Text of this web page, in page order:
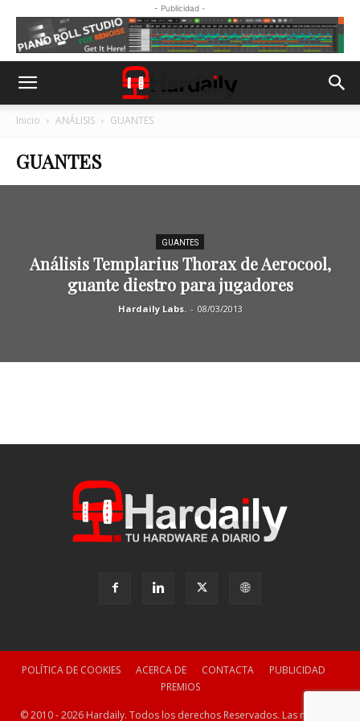
- Publicidad -
Inicio ANÁLISIS GUANTES
GUANTES
GUANTES
Análisis Templarius Thorax de Aerocool,
guante diestro para jugadores
Hardaily Labs. - 08/03/2013
POLÍTICA DE COOKIES ACERCA DE CONTACTA
PUBLICIDAD
PREMIOS
© 2010 - 2026 Hardaily. Todos los derechos Reservados. Las marcas y